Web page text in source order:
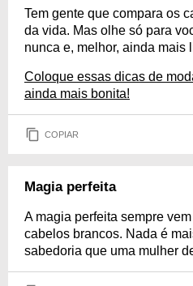
Tem gente que compara os
da vida. Mas olhe só para
nunca e, melhor, ainda mais
Coloque essas dicas de
ainda mais bonita!
COPIAR
Magia perfeita
A magia perfeita sempre
cabelos brancos. Nada é
sabedoria que uma mulher